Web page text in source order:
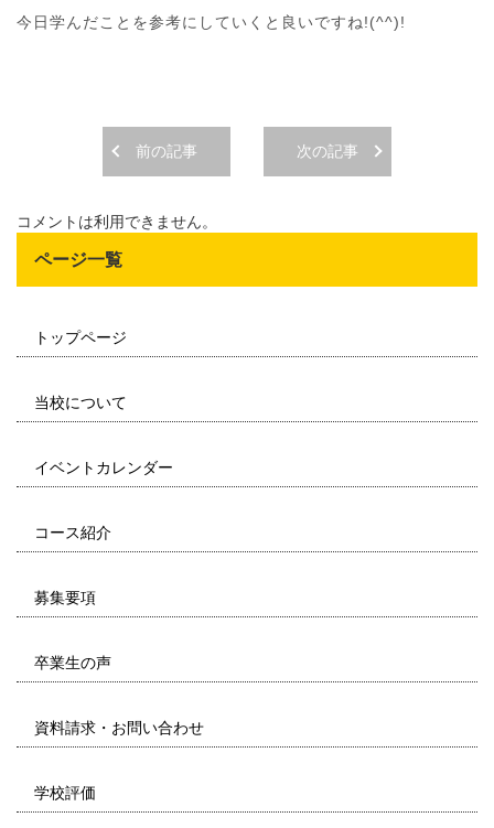
今日学んだことを参考にしていくと良いですね!(^^)!
前の記事 次の記事
コメントは利用できません。
ページ一覧
トップページ
当校について
イベントカレンダー
コース紹介
募集要項
卒業生の声
資料請求・お問い合わせ
学校評価